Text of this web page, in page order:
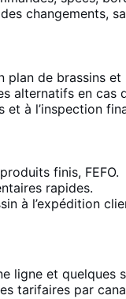
changements,
plan de brassins et
alternatifs en cas
et à l’inspection
finis, FEFO.
rapides.
à l’expédition
ligne et quelques
tarifaires par